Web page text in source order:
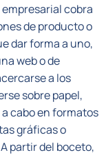
cobra
de producto o
dar forma a uno,
web o de
a los
sobre papel,
cabo en formatos
gráficas o
partir del boceto,